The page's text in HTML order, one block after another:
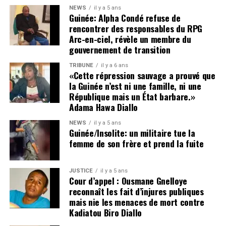
nous entraîner, à terme, dans une spirale d’insécurité,
voire d’instabilité politique et institutionnelle.
Cette tribune se veut également un plaidoyer en faveur de
La disparition de plusieurs figures politiques et
citoyennes — parmi lesquelles Foniké Mengué, Billo Bah,
Habib Marouane Camara, Sadou Nimagan — ainsi que la
situation de nombreux détenus, demeure une source de
profonde inquiétude nationale.
Le silence entourant leur sort alimente les tensions,
nourrit les suspicions et inflige une souffrance durable
aux familles concernées comme à l’opinion publique. Les
proches de ces personnes, à l’instar de ceux d’Aliou Bah
et de tant d’autres, ont un droit légitime et inaliénable :
celui de savoir où se trouvent les leurs et de connaître la
vérité sur leur sort.
NEWS il y a 5 ans
Guinée: Alpha Condé refuse de
rencontrer des responsables du RPG
Arc-en-ciel, révèle un membre du
gouvernement de transition
TRIBUNE il y a 6 ans
«Cette répression sauvage a prouvé que
la Guinée n’est ni une famille, ni une
République mais un État barbare.»
Adama Hawa Diallo
NEWS il y a 5 ans
Guinée/Insolite: un militaire tue la
femme de son frère et prend la fuite
JUSTICE il y a 5 ans
Cour d’appel : Ousmane Gnelloye
reconnaît les fait d’injures publiques
mais nie les menaces de mort contre
Kadiatou Biro Diallo